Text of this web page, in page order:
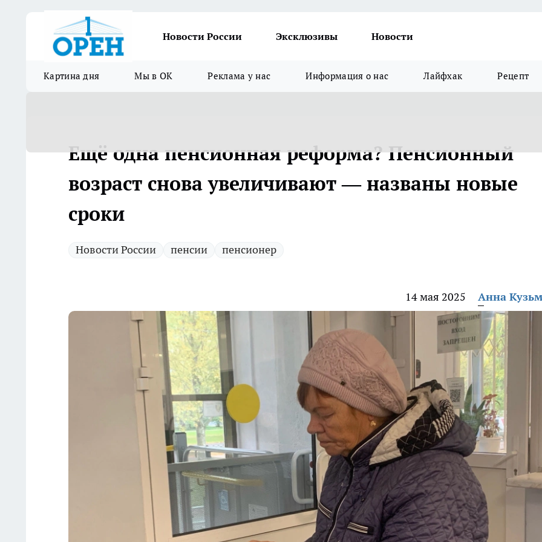
Новости России Эксклюзивы Новости
Картина дня Мы в ОК Реклама у нас Информация о нас Лайфхак Рецепт
Ещё одна пенсионная реформа? Пенсионный
возраст снова увеличивают — названы новые
сроки
Новости России пенсии пенсионер
14 мая 2025 Анна